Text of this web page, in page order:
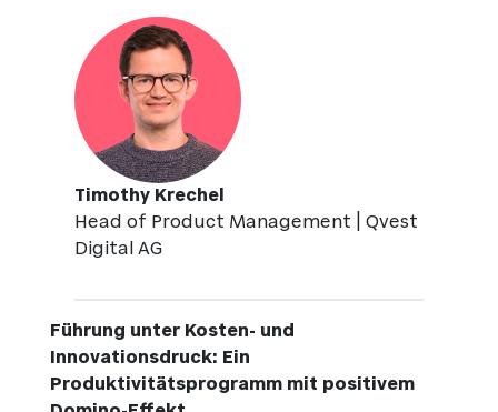
Timothy Krechel
Head of Product Management | Qvest
Digital AG
Führung unter Kosten- und
Innovationsdruck: Ein
Produktivitätsprogramm mit positivem